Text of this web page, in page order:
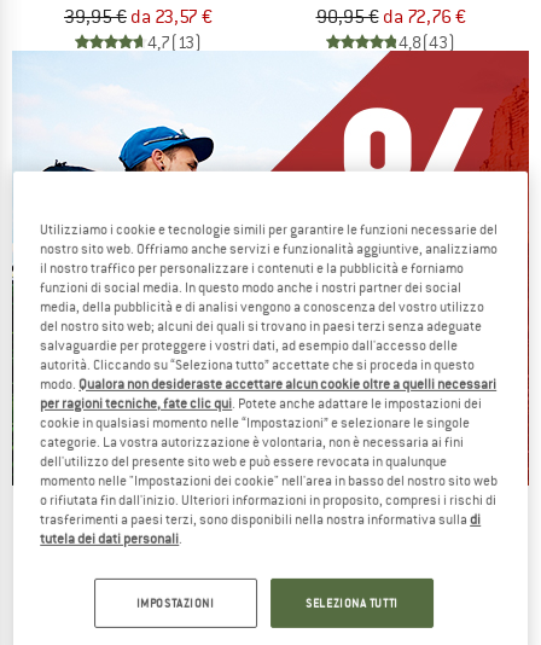
39,95 € da 23,57 €
4,7(13)
90,95 € da 72,76 €
4,8(43)
Our summer sale enters its next
phase
NOW UP TO 50% OFF
Utilizziamo i cookie e tecnologie simili per garantire le funzioni necessarie del
nostro sito web. Offriamo anche servizi e funzionalità aggiuntive, analizziamo
il nostro traffico per personalizzare i contenuti e la pubblicità e forniamo
funzioni di social media. In questo modo anche i nostri partner dei social
media, della pubblicità e di analisi vengono a conoscenza del vostro utilizzo
del nostro sito web; alcuni dei quali si trovano in paesi terzi senza adeguate
salvaguardie per proteggere i vostri dati, ad esempio dall'accesso delle
autorità. Cliccando su “Seleziona tutto” accettate che si proceda in questo
modo. Qualora non desideraste accettare alcun cookie oltre a quelli necessari
per ragioni tecniche, fate clic qui . Potete anche adattare le impostazioni dei
cookie in qualsiasi momento nelle “Impostazioni” e selezionare le singole
categorie. La vostra autorizzazione è volontaria, non è necessaria ai fini
dell'utilizzo del presente sito web e può essere revocata in qualunque
momento nelle "Impostazioni dei cookie" nell'area in basso del nostro sito web
o rifiutata fin dall'inizio. Ulteriori informazioni in proposito, compresi i rischi di
trasferimenti a paesi terzi, sono disponibili nella nostra informativa sulladi
tutela dei dati personali
IMPOSTAZIONI SELEZIONA TUTTI